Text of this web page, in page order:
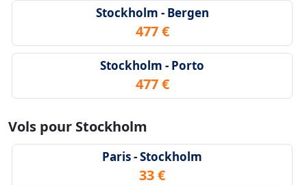
Stockholm - Bergen
477 €
Stockholm - Porto
477 €
Vols pour Stockholm
Paris - Stockholm
33 €